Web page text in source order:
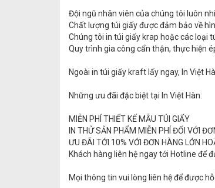
Đội ngũ nhân viên của chúng tôi luôn
Chất lượng túi giấy được đảm bảo về
Chúng tôi in túi giấy krap hoặc các loại
Quy trình gia công cẩn thận, thực hiện
Ngoài in túi giấy kraft lấy ngay, In Việt
Những ưu đãi đặc biệt tại In Việt Hàn:
MIỄN PHÍ THIẾT KẾ MẪU TÚI GIẤY
IN THỬ SẢN PHẨM MIỄN PHÍ ĐỐI VỚI
ƯU ĐÃI TỚI 10% VỚI ĐƠN HÀNG LỚN
Khách hàng liên hệ ngay tới Hotline để
Mọi thông tin vui lòng liên hệ để được